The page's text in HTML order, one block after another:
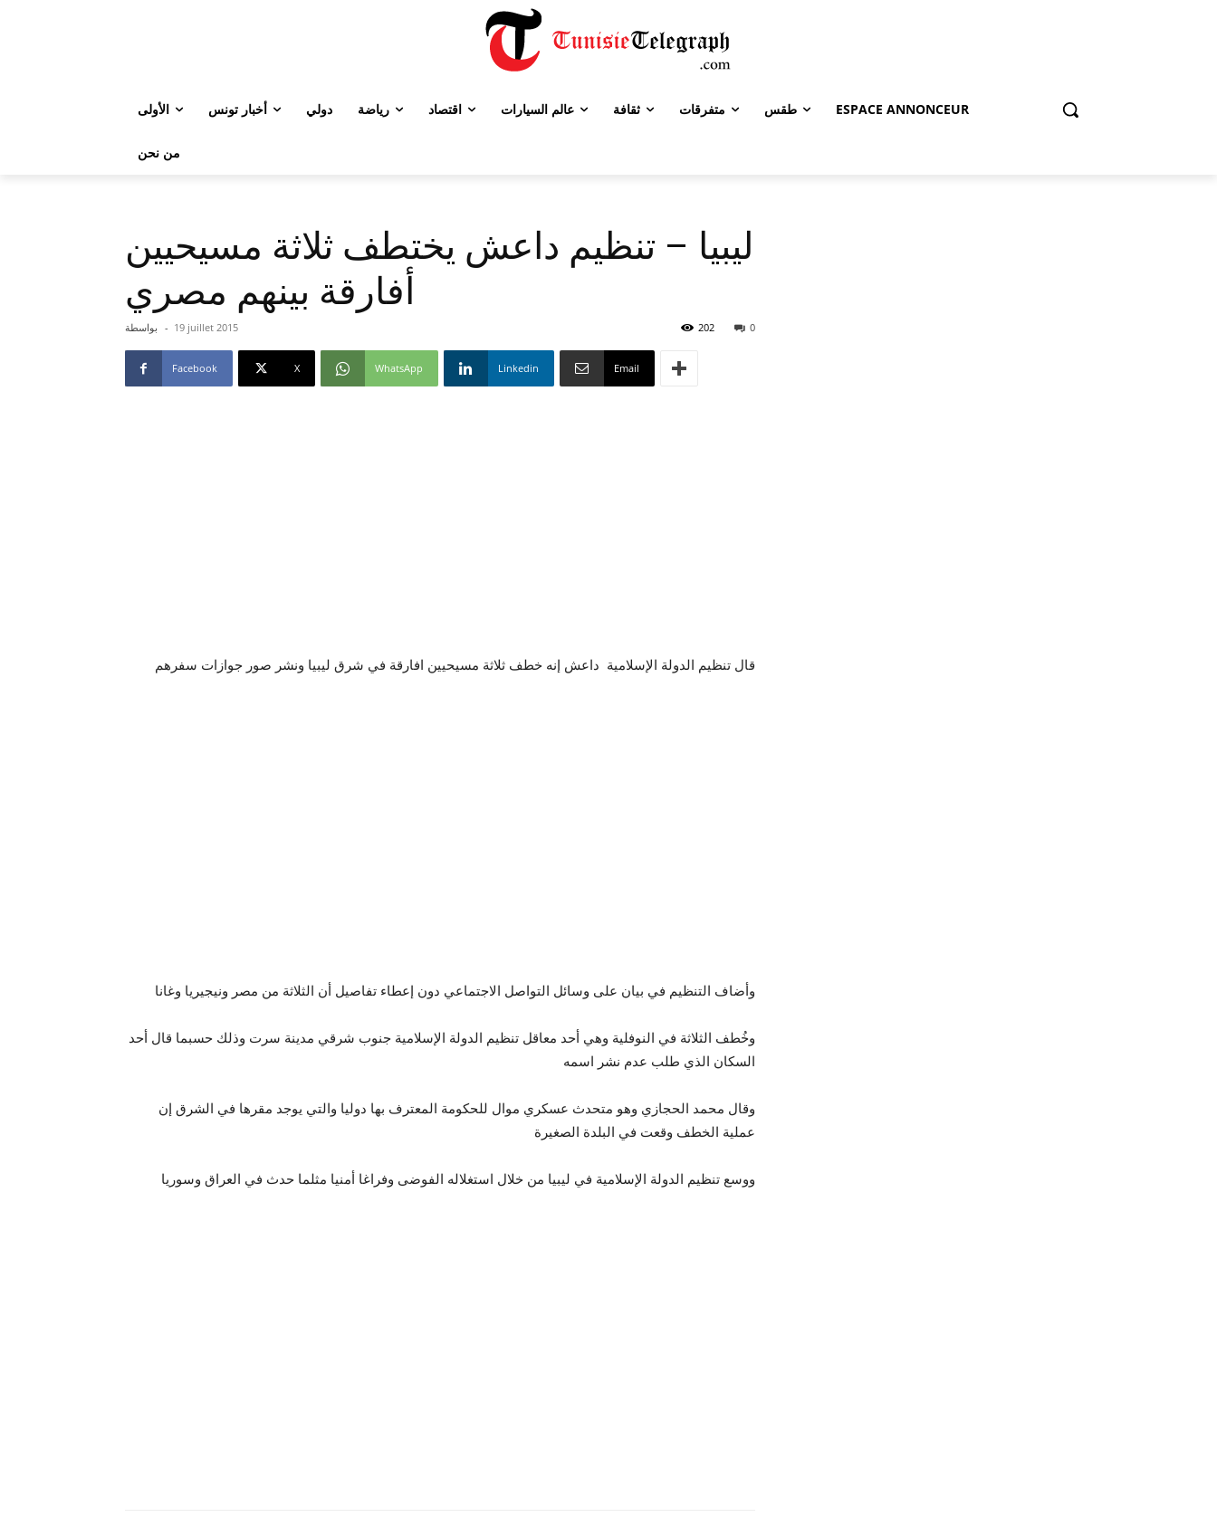
الأولى أخبار تونس دولي رياضة اقتصاد عالم السيارات ثقافة متفرقات طقس ESPACE ANNONCEUR
من نحن
ليبيا – تنظيم داعش يختطف ثلاثة مسيحيين
أفارقة بينهم مصري
بواسطة - 19 juillet 2015 0
202
Facebook X WhatsApp Linkedin Email
قال تنظيم الدولة الإسلامية داعش إنه خطف ثلاثة مسيحيين افارقة في شرق ليبيا ونشر صور جوازات سفرهم
وأضاف التنظيم في بيان على وسائل التواصل الاجتماعي دون إعطاء تفاصيل أن الثلاثة من مصر ونيجيريا وغانا
وخُطف الثلاثة في النوفلية وهي أحد معاقل تنظيم الدولة الإسلامية جنوب شرقي مدينة سرت وذلك حسبما قال أحد
السكان الذي طلب عدم نشر اسمه
وقال محمد الحجازي وهو متحدث عسكري موال للحكومة المعترف بها دوليا والتي يوجد مقرها في الشرق إن
عملية الخطف وقعت في البلدة الصغيرة
ووسع تنظيم الدولة الإسلامية في ليبيا من خلال استغلاله الفوضى وفراغا أمنيا مثلما حدث في العراق وسوريا